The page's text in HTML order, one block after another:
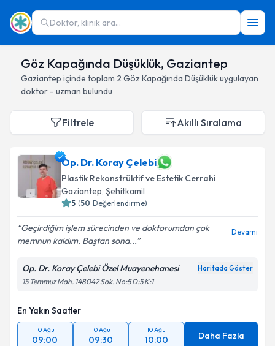
Doktor, klinik ara...
Göz Kapağında Düşüklük, Gaziantep
Gaziantep içinde toplam 2 Göz Kapağında Düşüklükuygulayan
doktor - uzman bulundu
Filtrele Akıllı Sıralama
Op. Dr. Koray Çelebi
Plastik Rekonstrüktif ve Estetik Cerrahi
Gaziantep, Şehitkamil
5 (50 Değerlendirme)
Geçirdiğim işlem sürecinden ve doktorumdan çok
memnun kaldım. Baştan sona...
Devamı
Op. Dr. Koray Çelebi Özel Muayenehanesi Haritada Göster
15 Temmuz Mah. 148042 Sok. No:5 D:5 K:1
En Yakın Saatler
10 Ağu
09:00
10 Ağu
09:30
10 Ağu
10:00 Daha Fazla